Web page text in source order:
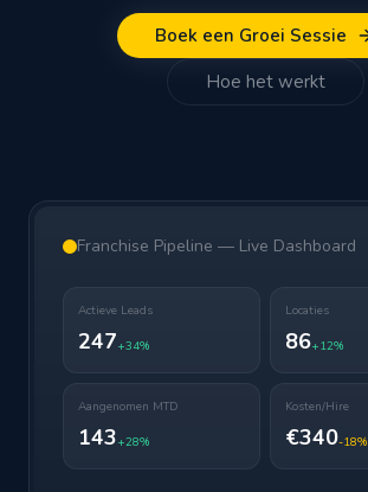
Boek een Groei Sessie
Hoe het werkt
Franchise Pipeline — Live Dashboard
Actieve Leads
247+34%
Locaties
86+12%
Aangenomen MTD
143+28%
Kosten/Hire
€340-18%